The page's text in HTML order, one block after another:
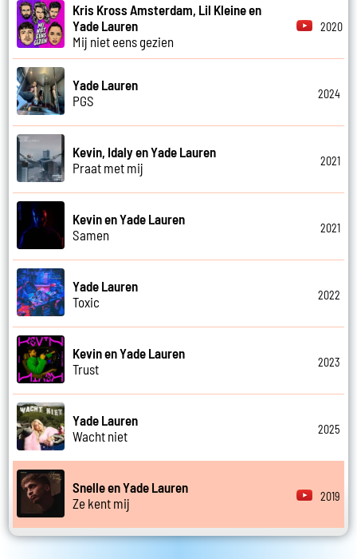
Kris Kross Amsterdam, Lil Kleine en
Yade Lauren
Mij niet eens gezien
2020
Yade Lauren
PGS
2024
Kevin, Idaly en Yade Lauren
Praat met mij
2021
Kevin en Yade Lauren
Samen
2021
Yade Lauren
Toxic
2022
Kevin en Yade Lauren
Trust
2023
Yade Lauren
Wacht niet
2025
Snelle en Yade Lauren
Ze kent mij
2019